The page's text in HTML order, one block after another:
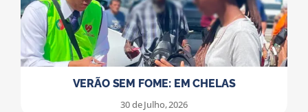
VERÃO SEM FOME: EM CHELAS
30 de Julho, 2026